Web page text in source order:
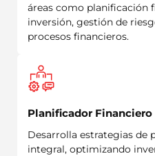
áreas como planificación
inversión, gestión de
procesos financieros.
Planificador Financiero
Desarrolla estrategias de
integral, optimizando